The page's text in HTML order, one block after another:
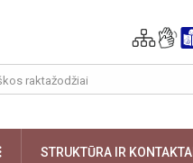
DAUGIAUSTRUKTŪRA IR KONTAKTAI